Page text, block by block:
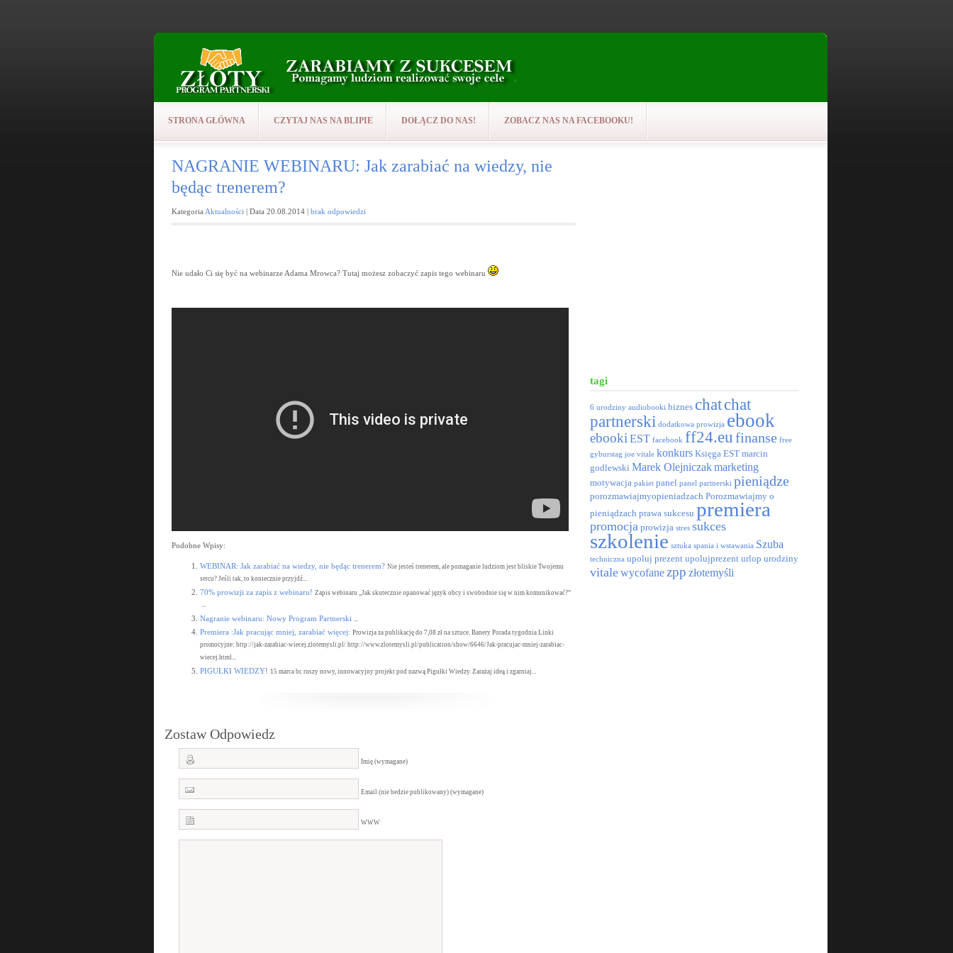
STRONA GŁÓWNA CZYTAJ NAS NA BLIPIE DOŁĄCZ DO NAS! ZOBACZ NAS NA FACEBOOKU!
NAGRANIE WEBINARU: Jak zarabiać na wiedzy, nie
będąc trenerem?
Kategoria Aktualności | Data 20.08.2014 | brak odpowiedzi
Nie udało Ci się być na webinarze Adama Mrowca? Tutaj możesz zobaczyć zapis tego webinaru
Podobne Wpisy:
WEBINAR: Jak zarabiać na wiedzy, nie będąc trenerem? Nie jesteś trenerem, ale pomaganie ludziom jest bliskie Twojemu
sercu? Jeśli tak, to koniecznie przyjdź...
70% prowizji za zapis z webinaru! Zapis webinaru „Jak skutecznie opanować język obcy i swobodnie się w nim komunikować?”
...
Nagranie webinaru: Nowy Program Partnerski ...
Premiera :Jak pracując mniej, zarabiać więcej: Prowizja za publikację do 7,08 zł na sztuce. Banery Porada tygodnia Linki
promocyjne: http://jak-zarabiac-wiecej.zlotemysli.pl/ http://www.zlotemysli.pl/publication/show/6646/Jak-pracujac-mniej-zarabiac-
wiecej.html...
PIGUŁKI WIEDZY! 15 marca br. ruszy nowy, innowacyjny projekt pod nazwą Pigułki Wiedzy. Zarażaj ideą i zgarniaj...
Zostaw Odpowiedz
Imię (wymagane)
Email (nie bedzie publikowany) (wymagane)
WWW
tagi
6 urodziny audiobooki biznes chatchat
partnerski dodatkowa prowizja ebook
ebooki EST facebook ff24.eufinanse free
gyburstag joe vitale konkurs Księga EST marcin
godlewski Marek Olejniczakmarketing
motywacja pakiet panel panel partnerski pieniądze
porozmawiajmyopieniadzach Porozmawiajmy o
pieniądzach prawa sukcesu premiera
promocja prowizja stres sukces
szkolenie sztuka spania i wstawania Szuba
techniczna upoluj prezent upolujprezent urlop urodziny
vitalewycofanezpp złotemyśli